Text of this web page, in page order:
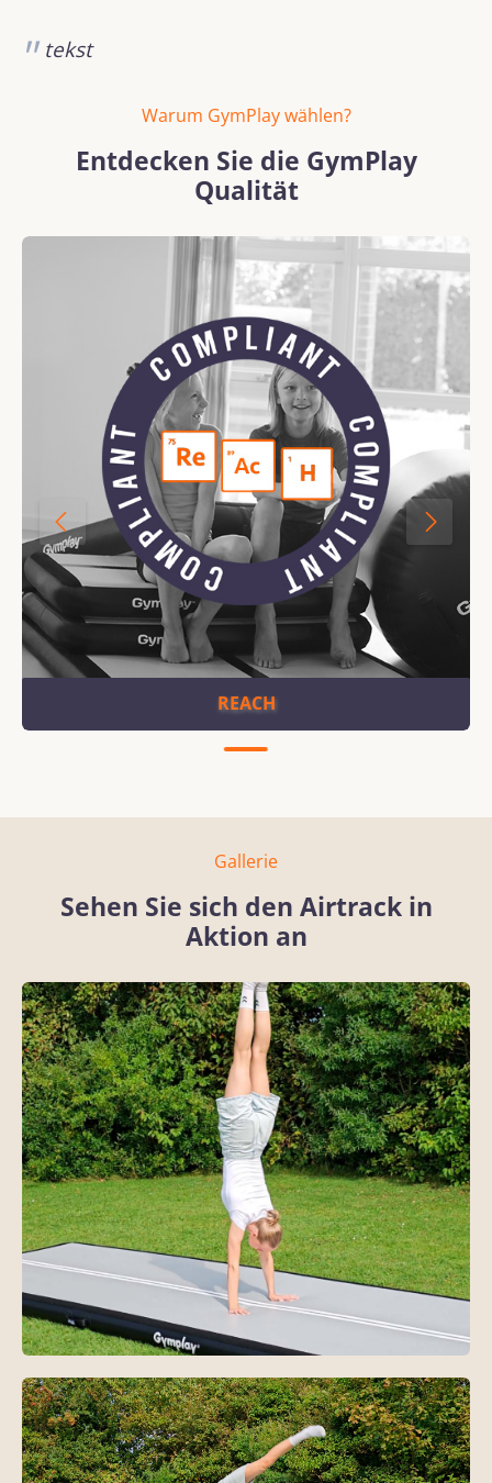
tekst
Warum GymPlay wählen?
Entdecken Sie die GymPlay
Qualität
Bildergalerie überspringen
REACH
REACH
Gallerie
Sehen Sie sich den Airtrack in
Aktion an